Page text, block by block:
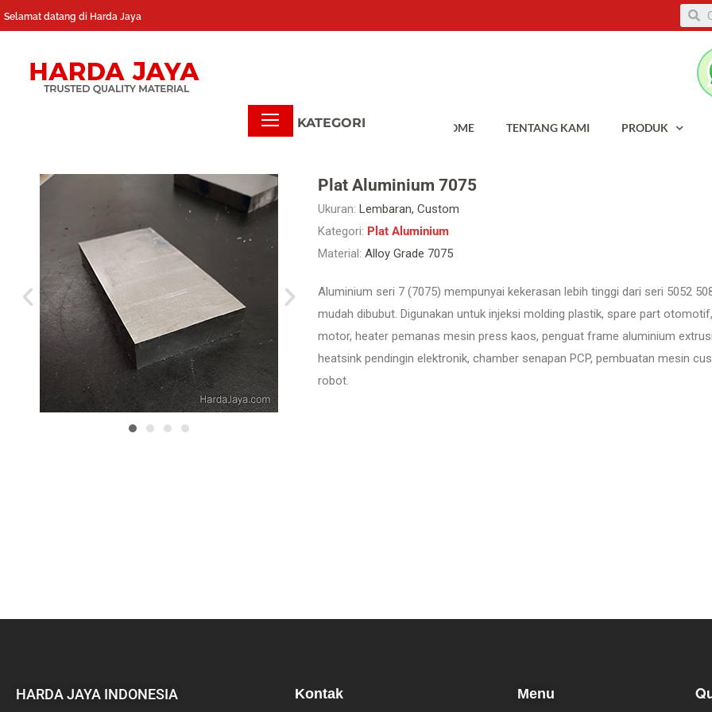
Selamat datang di Harda Jaya
HOME TENTANG KAMI PRODUK
Plat Aluminium 7075
Ukuran: Lembaran, Custom
Kategori: Plat Aluminium
Material: Alloy Grade 7075
Aluminium seri 7 (7075) mempunyai kekerasan lebih tinggi dari seri 5052
mudah dibubut. Digunakan untuk injeksi molding plastik, spare part
motor, heater pemanas mesin press kaos, penguat frame aluminium
heatsink pendingin elektronik, chamber senapan PCP, pembuatan mesin
robot.
HARDA JAYA INDONESIA Kontak Menu